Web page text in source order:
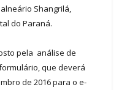
Shangrilá,
do Paraná.
pela análise de
que deverá
de 2016 para o e-